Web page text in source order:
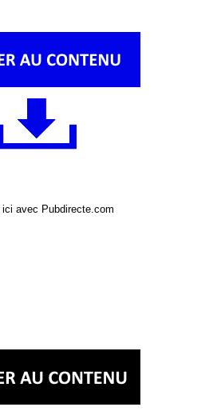
ici avec Pubdirecte.com